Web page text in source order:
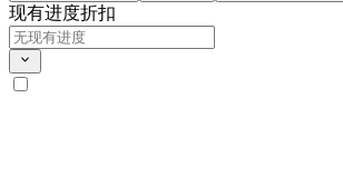
现有进度折扣